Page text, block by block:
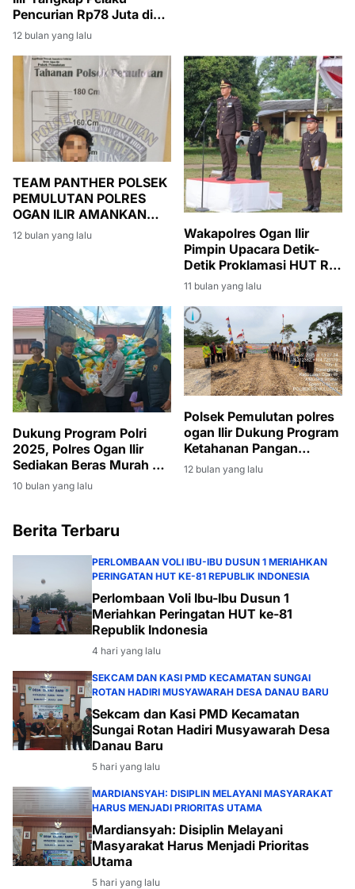
Pencurian Rp78 Juta di
Agen BRI-Link
12 bulan yang lalu
TEAM PANTHER POLSEK
PEMULUTAN POLRES
OGAN ILIR AMANKAN
PELAKU PENCURIAN
BERPASAL 363 KUHP
12 bulan yang lalu
Wakapolres Ogan Ilir
Pimpin Upacara Detik-
Detik Proklamasi HUT RI
ke-80, Suasana Khidmat
dan Meriah
11 bulan yang lalu
Dukung Program Polri
2025, Polres Ogan Ilir
Sediakan Beras Murah di
Tanjung Batu
10 bulan yang lalu
Polsek Pemulutan polres
ogan Ilir Dukung Program
Ketahanan Pangan
Melalui Penanaman
Jagung di Desa Sarang
12 bulan yang lalu
Berita Terbaru
PERLOMBAAN VOLI IBU-IBU DUSUN 1 MERIAHKAN
PERINGATAN HUT KE-81 REPUBLIK INDONESIA
Perlombaan Voli Ibu-Ibu Dusun 1
Meriahkan Peringatan HUT ke-81
Republik Indonesia
4 hari yang lalu
SEKCAM DAN KASI PMD KECAMATAN SUNGAI
ROTAN HADIRI MUSYAWARAH DESA DANAU BARU
Sekcam dan Kasi PMD Kecamatan
Sungai Rotan Hadiri Musyawarah Desa
Danau Baru
5 hari yang lalu
MARDIANSYAH: DISIPLIN MELAYANI MASYARAKAT
HARUS MENJADI PRIORITAS UTAMA
Mardiansyah: Disiplin Melayani
Masyarakat Harus Menjadi Prioritas
Utama
5 hari yang lalu